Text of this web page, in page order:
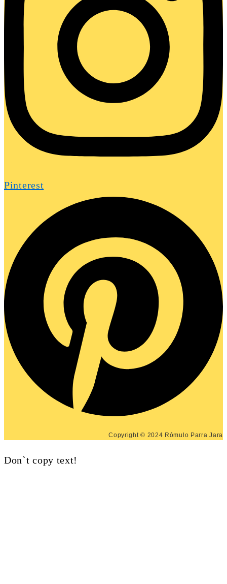
Pinterest
Copyright © 2024 Rómulo Parra Jara
Don`t copy text!